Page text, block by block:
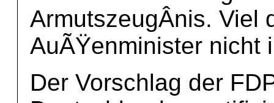
ArmutszeugÂ­nis. Viel
AuÃŸenminister nicht
Der Vorschlag der